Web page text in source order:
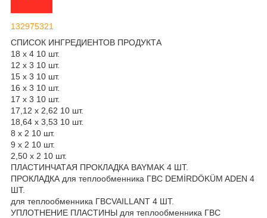
132975321
СПИСОК ИНГРЕДИЕНТОВ ПРОДУКТА
18 х 4 10 шт.
12 х 3 10 шт.
15 х 3 10 шт.
16 х 3 10 шт.
17 х 3 10 шт.
17,12 х 2,62 10 шт.
18,64 х 3,53 10 шт.
8 х 2 10 шт.
9 х 2 10 шт.
2,50 х 2 10 шт.
ПЛАСТИНЧАТАЯ ПРОКЛАДКА BAYMAK 4 ШТ.
ПРОКЛАДКА для теплообменника ГВС DEMİRDÖKÜM ADEN 4
ШТ.
для теплообменника ГВСVAILLANT 4 ШТ.
УПЛОТНЕНИЕ ПЛАСТИНЫ для теплообменника ГВС